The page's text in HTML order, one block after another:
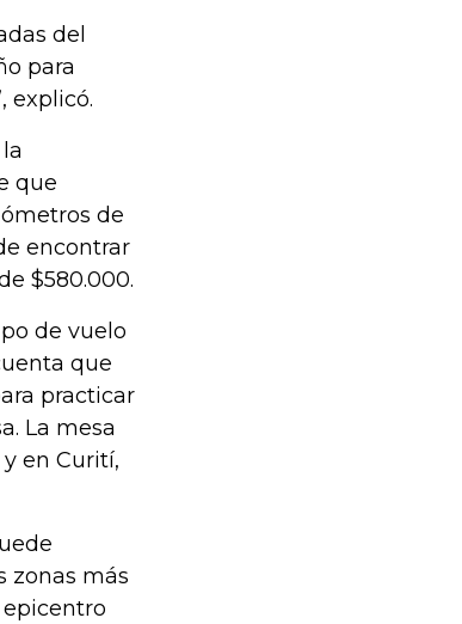
del
para
explicó.
que
de
encontrar
$580.000.
de vuelo
que
practicar
La mesa
en Curití,
zonas más